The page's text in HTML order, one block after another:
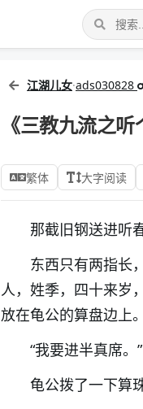
江湖儿女·ads030828
《三教九流之听
繁体 大字阅读
那截旧钢送进听
东西只有两指长
人，姓季，四十来岁
放在龟公的算盘边上。
“我要进半真席。”
龟公拨了一下算